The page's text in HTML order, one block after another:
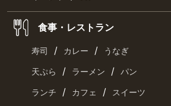
食事・レストラン
寿司 / カレー / うなぎ
天ぷら / ラーメン / パン
ランチ / カフェ / スイーツ